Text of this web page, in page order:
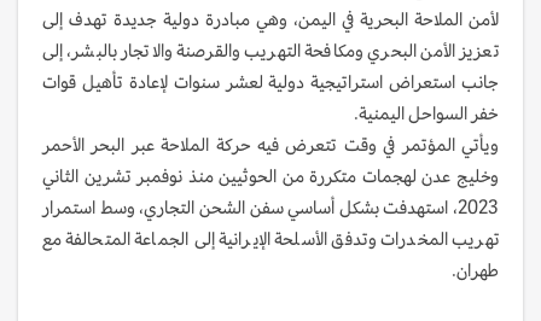
لأمن الملاحة البحرية في اليمن، وهي مبادرة دولية جديدة تهدف إلى
تعزيز الأمن البحري ومكافحة التهريب والقرصنة والاتجار بالبشر، إلى
جانب استعراض استراتيجية دولية لعشر سنوات لإعادة تأهيل قوات
خفر السواحل اليمنية.
ويأتي المؤتمر في وقت تتعرض فيه حركة الملاحة عبر البحر الأحمر
وخليج عدن لهجمات متكررة من الحوثيين منذ نوفمبر تشرين الثاني
2023، استهدفت بشكل أساسي سفن الشحن التجاري، وسط استمرار
تهريب المخدرات وتدفق الأسلحة الإيرانية إلى الجماعة المتحالفة مع
طهران.